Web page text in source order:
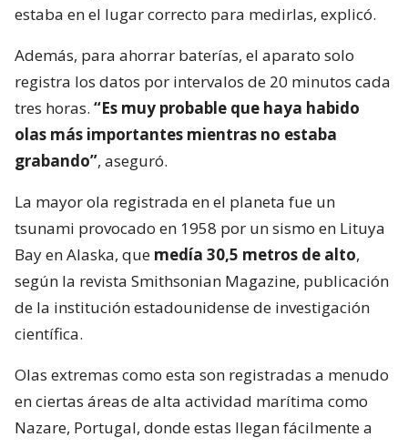
estaba en el lugar correcto para medirlas, explicó.
Además, para ahorrar baterías, el aparato solo
registra los datos por intervalos de 20 minutos cada
tres horas. “Es muy probable que haya habido
olas más importantes mientras no estaba
grabando”, aseguró.
La mayor ola registrada en el planeta fue un
tsunami provocado en 1958 por un sismo en Lituya
Bay en Alaska, que medía 30,5 metros de alto,
según la revista Smithsonian Magazine, publicación
de la institución estadounidense de investigación
científica.
Olas extremas como esta son registradas a menudo
en ciertas áreas de alta actividad marítima como
Nazare, Portugal, donde estas llegan fácilmente a